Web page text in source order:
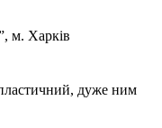
м. Харків
дуже ним